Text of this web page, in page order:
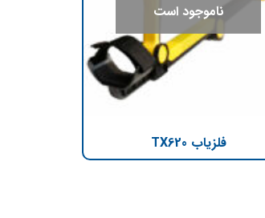
ناموجود است
فلزیاب TX620